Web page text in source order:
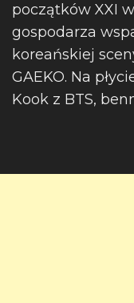
początków XXI
gospodarza
koreańskiej
GAEKO. Na
Kook z BTS,